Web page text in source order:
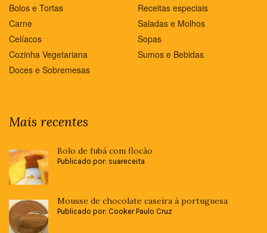
Bolos e Tortas
Carne
Celíacos
Cozinha Vegetariana
Doces e Sobremesas
Receitas especiais
Saladas e Molhos
Sopas
Sumos e Bebidas
Mais recentes
Bolo de fubá com flocão
Publicado por: suareceita
Mousse de chocolate caseira à portuguesa
Publicado por: Cooker Paulo Cruz